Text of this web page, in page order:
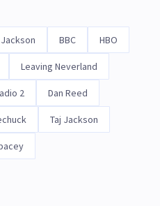
BBC HBO
Leaving Neverland
2 Dan Reed
Taj Jackson